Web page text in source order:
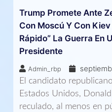
Trump Promete Ante
Con Moscú Y Con
Rápido” La Guerra En
Presidente
Admin_rbp
El candidato
Estados Unidos,
reculado, al menos en